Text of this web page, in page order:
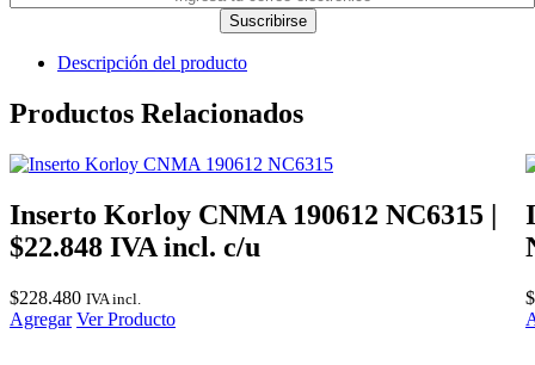
Suscribirse
Descripción del producto
Productos Relacionados
Inserto Korloy CNMA 190612 NC6315 |
$22.848 IVA incl. c/u
$228.480 IVA incl.
Agregar Ver Producto
$